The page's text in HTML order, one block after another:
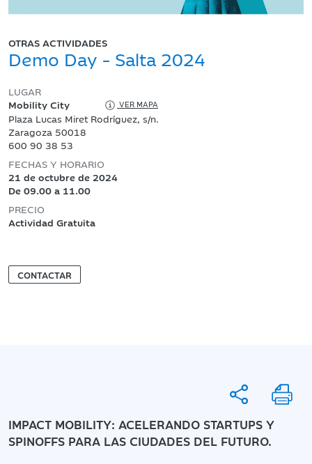
OTRAS ACTIVIDADES
Demo Day - Salta 2024
LUGAR
Mobility City
VER MAPA
Plaza Lucas Miret Rodríguez, s/n.
Zaragoza 50018
600 90 38 53
FECHAS Y HORARIO
21 de octubre de 2024
De 09.00 a 11.00
PRECIO
Actividad Gratuita
CONTACTAR
IMPACT MOBILITY: ACELERANDO STARTUPS Y
SPINOFFS PARA LAS CIUDADES DEL FUTURO.